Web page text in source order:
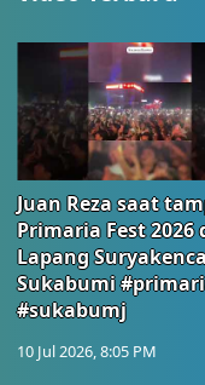
Juan Reza saat
Primaria Fest 2026
Lapang
Sukabumi
#sukabumj
10 Jul 2026, 8:05 PM